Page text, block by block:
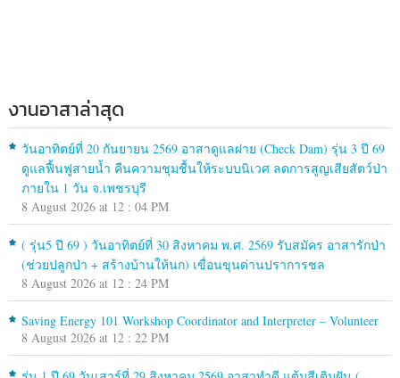
งานอาสาล่าสุด
วันอาทิตย์ที่ 20 กันยายน 2569 อาสาดูแลฝาย (Check Dam) รุ่น 3 ปี 69
ดูแลฟื้นฟูสายน้ำ คืนความชุมชื้นให้ระบบนิเวศ ลดการสูญเสียสัตว์ป่า
ภายใน 1 วัน จ.เพชรบุรี
8 August 2026 at 12 : 04 PM
( รุ่น5 ปี 69 ) วันอาทิตย์ที่ 30 สิงหาคม พ.ศ. 2569 รับสมัคร อาสารักป่า
(ช่วยปลูกป่า + สร้างบ้านให้นก) เขื่อนขุนด่านปราการชล
8 August 2026 at 12 : 24 PM
Saving Energy 101 Workshop Coordinator and Interpreter – Volunteer
8 August 2026 at 12 : 22 PM